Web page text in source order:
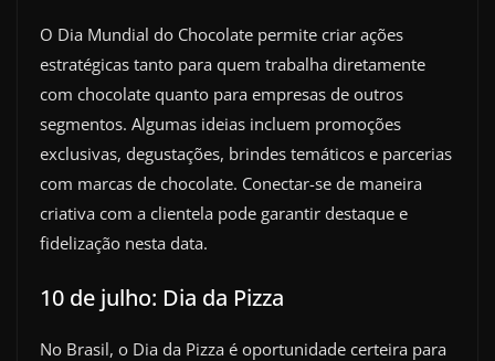
O Dia Mundial do Chocolate permite criar ações
estratégicas tanto para quem trabalha diretamente
com chocolate quanto para empresas de outros
segmentos. Algumas ideias incluem promoções
exclusivas, degustações, brindes temáticos e parcerias
com marcas de chocolate. Conectar-se de maneira
criativa com a clientela pode garantir destaque e
fidelização nesta data.
10 de julho: Dia da Pizza
No Brasil, o Dia da Pizza é oportunidade certeira para